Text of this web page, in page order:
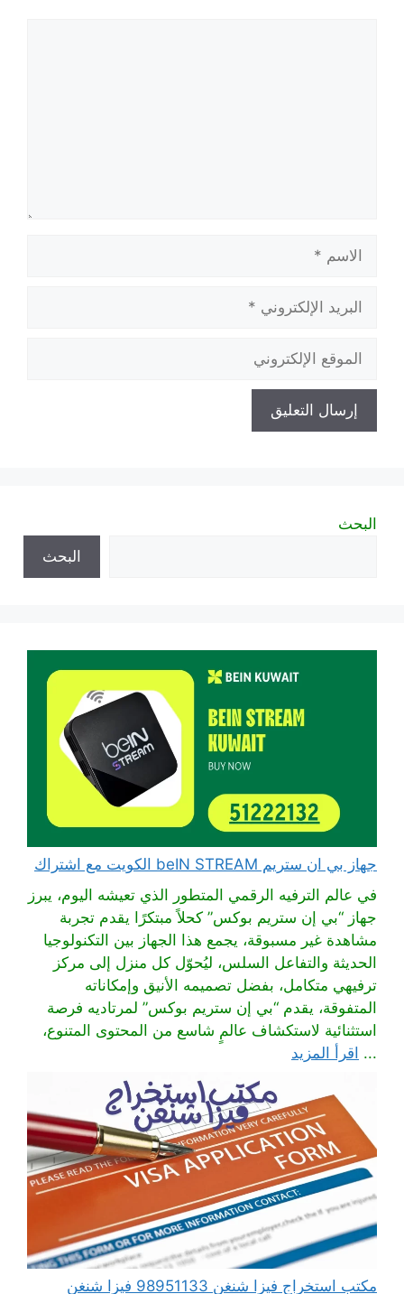
الإلكتروني
الإلكتروني
البحث
البحث
جهاز بي ان ستريم beIN STREAM الكويت مع اشتراك
في عالم الترفيه الرقمي المتطور الذي تعيشه اليوم، يبرز
جهاز “بي إن ستريم بوكس” كحلاً مبتكرًا يقدم تجربة
مشاهدة غير مسبوقة، يجمع هذا الجهاز بين التكنولوجيا
الحديثة والتفاعل السلس، ليُحوّل كل منزل إلى مركز
ترفيهي متكامل، بفضل تصميمه الأنيق وإمكاناته
المتفوقة، يقدم “بي إن ستريم بوكس” لمرتاديه فرصة
استثنائية لاستكشاف عالمٍ شاسع من المحتوى المتنوع،
... اقرأ المزيد
مكتب استخراج فيزا شنغن 98951133 فيزا شنغن